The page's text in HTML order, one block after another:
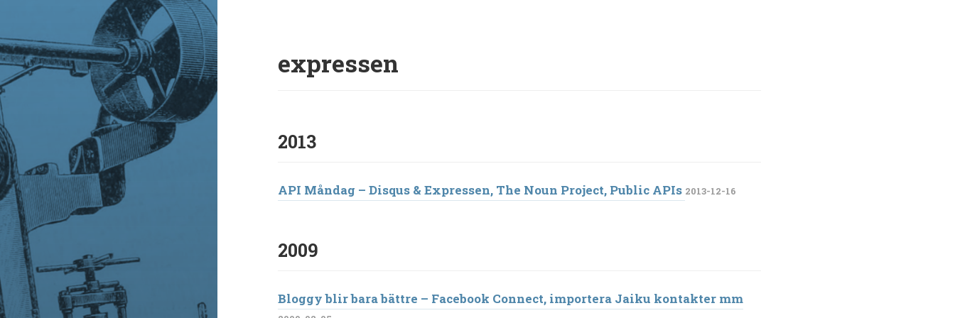
expressen
2013
API Måndag – Disqus & Expressen, The Noun Project, Public APIs 2013-12-16
2009
Bloggy blir bara bättre – Facebook Connect, importera Jaiku kontakter mm